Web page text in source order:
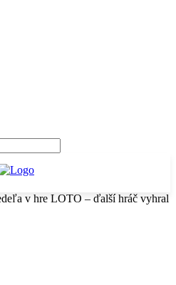
v hre LOTO – ďalší hráč vyhral